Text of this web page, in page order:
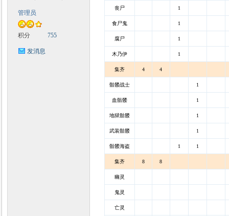
管理员
积分 755
发消息
丧尸 1
食尸鬼 1
腐尸 1
木乃伊 1
集齐 4 4
骷髅战士 1
血骷髅 1
地狱骷髅 1
武装骷髅 1
骷髅海盗 1 1
集齐 8 8
幽灵
鬼灵
亡灵